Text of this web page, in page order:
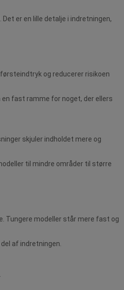
er en lille detalje i indretningen,
og reducerer risikoen
fast ramme for noget, der ellers
skjuler indholdet mere og
til mindre områder til større
Tungere modeller står mere fast og
af indretningen.